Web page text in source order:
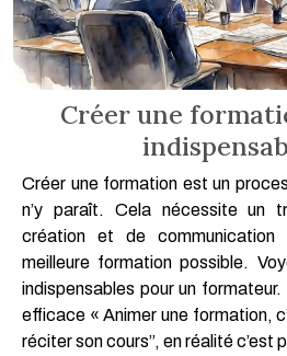
Créer une
Créer une formation est un
n’y paraît. Cela nécessite un
création et de
meilleure formation possible.
indispensables pour un
efficace « Animer une formation,
réciter son cours”, en réalité c’est